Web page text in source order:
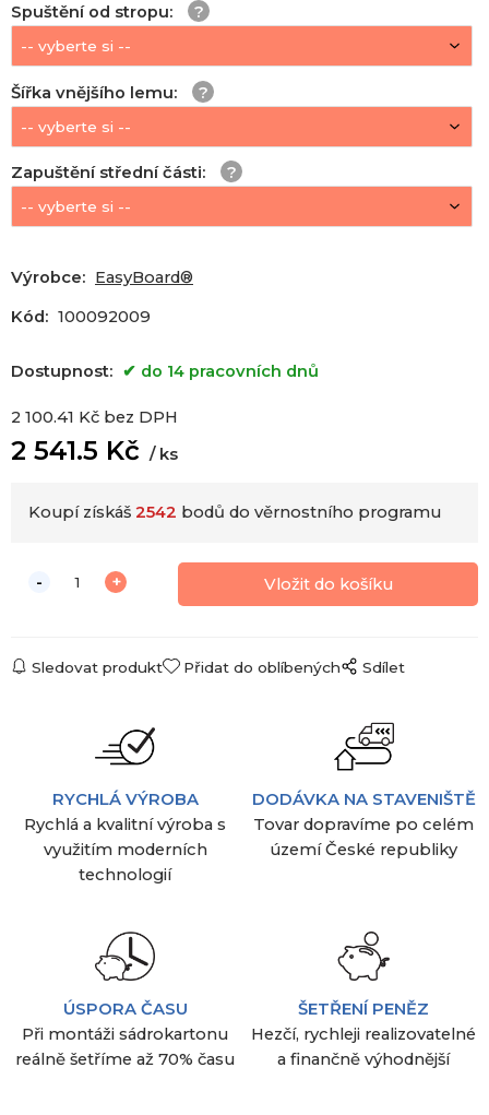
Spuštění od stropu:
Šířka vnějšího lemu:
Zapuštění střední části:
Výrobce: EasyBoard®
Kód: 100092009
Dostupnost: do 14 pracovních dnů
2 100.41 Kč bez DPH
2 541.5 Kč ks
Koupí získáš 2542 bodů do věrnostního programu
Sledovat produkt Přidat do oblíbených Sdílet
RYCHLÁ VÝROBA
Rychlá a kvalitní výroba s
využitím moderních
technologií
DODÁVKA NA STAVENIŠTĚ
Tovar dopravíme po celém
území České republiky
ÚSPORA ČASU
Při montáži sádrokartonu
reálně šetříme až 70% času
ŠETŘENÍ PENĚZ
Hezčí, rychleji realizovatelné
a finančně výhodnější